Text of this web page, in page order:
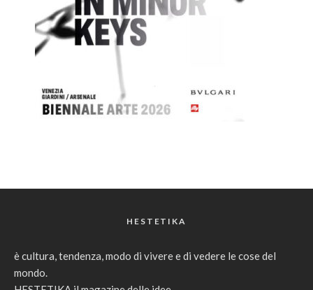
HESTETIKA
è cultura, tendenza, modo di vivere e di vedere le cose del
mondo.